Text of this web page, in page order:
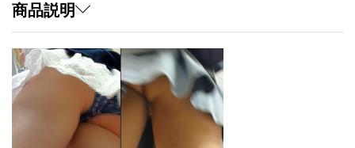
出
ミ
ニ」
quantity
商品説明